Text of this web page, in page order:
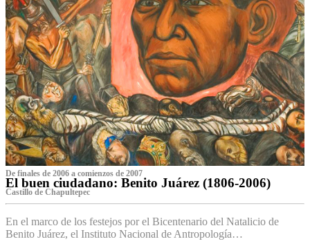
De finales de 2006 a comienzos de 2007
El buen ciudadano: Benito Juárez (1806-2006)
Castillo de Chapultepec
En el marco de los festejos por el Bicentenario del Natalicio de
Benito Juárez, el Instituto Nacional de Antropología…